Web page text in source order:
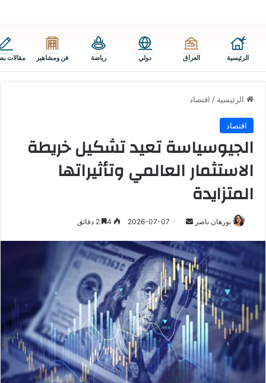
الرئيسية العراق دولي رياضة فن ومشاهير مقالات
الرئيسية / اقتصاد
اقتصاد
الجيوسياسة تعيد تشكيل خريطة
الاستثمار العالمي وتأثيراتها
المتزايدة
نورهان ناصر
أرسل
إلكترونيا
2026-07-07